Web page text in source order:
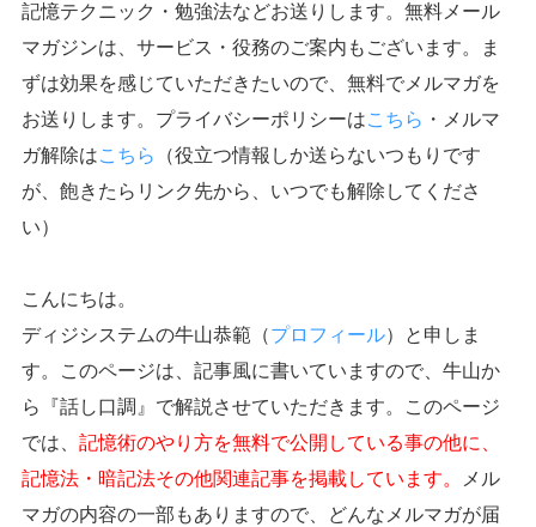
記憶テクニック・勉強法などお送りします。無料メール
マガジンは、サービス・役務のご案内もございます。ま
ずは効果を感じていただきたいので、無料でメルマガを
お送りします。プライバシーポリシーはこちら ・メルマ
ガ解除はこちら
（役立つ情報しか送らないつもりです
が、飽きたらリンク先から、いつでも解除してくださ
い）
こんにちは。
ディジシステムの牛山恭範（プロフィール）と申しま
す。このページは、記事風に書いていますので、牛山か
ら『話し口調』で解説させていただきます。このページ
では、 記憶術のやり方を無料で公開している事の他に、
記憶法・暗記法その他関連記事を掲載しています。
メル
マガの内容の一部もありますので、どんなメルマガが届